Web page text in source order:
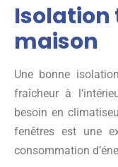
Isolation
maison
Une bonne
fraîcheur à
besoin en
fenêtres est une
consommation